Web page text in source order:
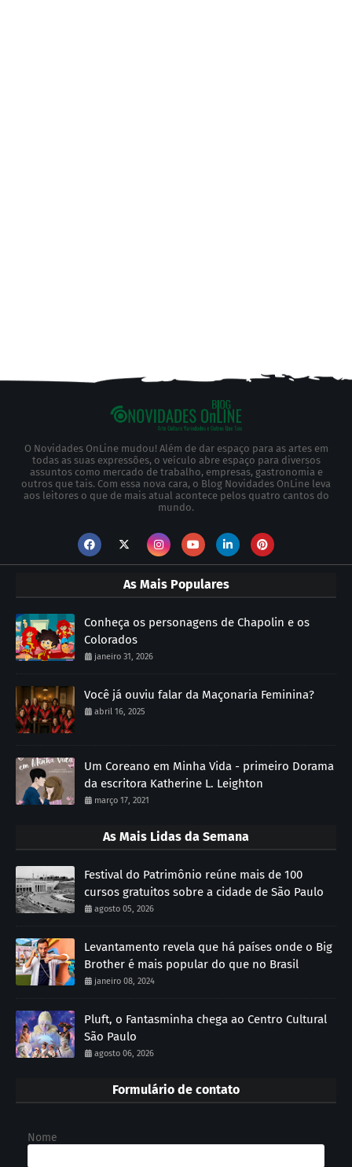
O Novidades OnLine mudou! Além de dar espaço para as artes em
todas as suas expressões, o veículo abre espaço para diversos
assuntos como mercado de trabalho, empresas, gastronomia e
outros que tais. Com essa nova cara, o Blog Novidades OnLine leva
aos leitores o que de mais atual acontece pelos quatro cantos do
mundo.
As Mais Populares
Conheça os personagens de Chapolin e os
Colorados
janeiro 31, 2026
Você já ouviu falar da Maçonaria Feminina?
abril 16, 2025
Um Coreano em Minha Vida - primeiro Dorama
da escritora Katherine L. Leighton
março 17, 2021
As Mais Lidas da Semana
Festival do Patrimônio reúne mais de 100
cursos gratuitos sobre a cidade de São Paulo
agosto 05, 2026
Levantamento revela que há países onde o Big
Brother é mais popular do que no Brasil
janeiro 08, 2024
Pluft, o Fantasminha chega ao Centro Cultural
São Paulo
agosto 06, 2026
Formulário de contato
Nome